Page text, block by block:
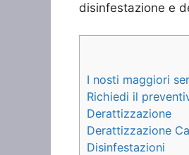
disinfestazione e
I nosti maggiori
Richiedi il
Derattizzazione
Derattizzazione
Disinfestazioni